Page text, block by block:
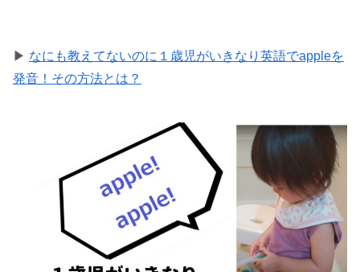
▶ なにも教えてないのに１歳児がいきなり英語でappleを
発音！その方法とは？